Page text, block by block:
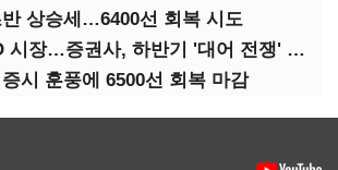
상승세…6400선 회복 시도
얼어붙은 IPO 시장…증권사, 하반기 '대어 전쟁' 기대
시 훈풍에 6500선 회복 마감